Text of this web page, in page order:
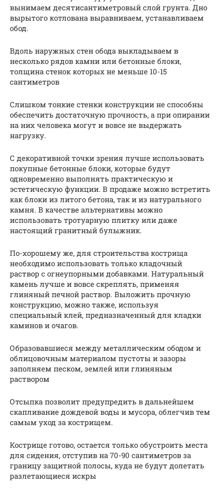
вынимаем десятисантиметровый слой грунта. Дно
вырытого котлована выравниваем, устанавливаем
обод.
Вдоль наружных стен обода выкладываем в
несколько рядов камни или бетонные блоки,
толщина стенок которых не меньше 10-15
сантиметров
Слишком тонкие стенки конструкции не способны
обеспечить достаточную прочность, а при опирании
на них человека могут и вовсе не выдержать
нагрузку.
С декоративной точки зрения лучше использовать
покупные бетонные блоки, которые будут
одновременно выполнять практическую и
эстетическую функции. В продаже можно встретить
как блоки из литого бетона, так и из натурального
камня. В качестве альтернативы можно
использовать тротуарную плитку или даже
настоящий гранитный булыжник.
По-хорошему же, для строительства кострища
необходимо использовать только кладочный
раствор с огнеупорными добавками. Натуральный
камень лучше и вовсе скреплять, применяя
глиняный печной раствор. Выложить прочную
конструкцию, можно также, используя
специальный клей, предназначенный для кладки
каминов и очагов.
Образовавшиеся между металлическим ободом и
облицовочным материалом пустоты и зазоры
заполняем песком, землей или глиняным
раствором
Отсыпка позволит предупредить в дальнейшем
скапливание дождевой воды и мусора, облегчив тем
самым уход за кострищем.
Кострище готово, остается только обустроить места
для сидения, отступив на 70-90 сантиметров за
границу защитной полосы, куда не будут долетать
разлетающиеся искры